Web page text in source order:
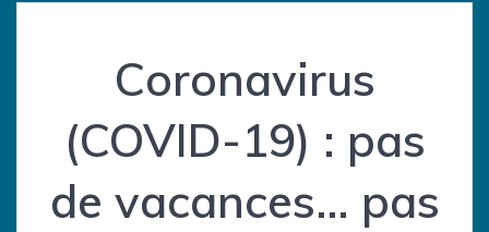
Coronavirus
(COVID-19) : pas
de vacances… pas